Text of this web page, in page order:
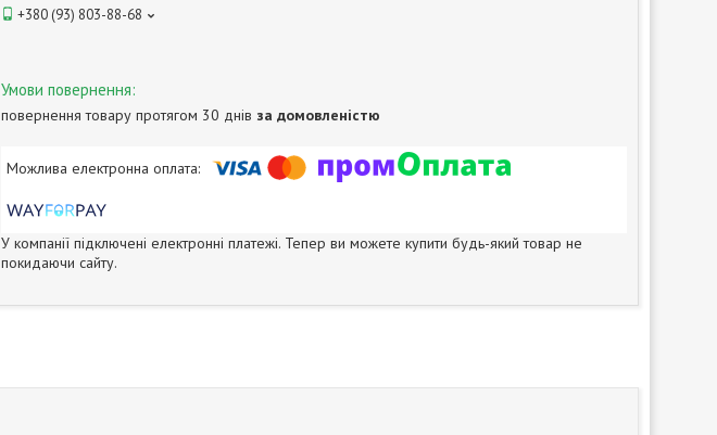
+380 (93) 803-88-68
повернення товару протягом 30 днів за домовленістю
У компанії підключені електронні платежі. Тепер ви можете купити будь-який товар не
покидаючи сайту.